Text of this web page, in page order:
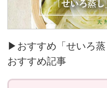
▶おすすめ「せいろ
おすすめ記事